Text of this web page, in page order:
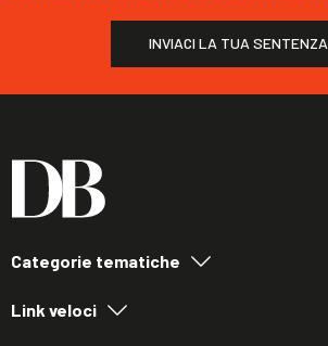
INVIACI LA TUA SENTENZA
Categorie tematiche
Link veloci